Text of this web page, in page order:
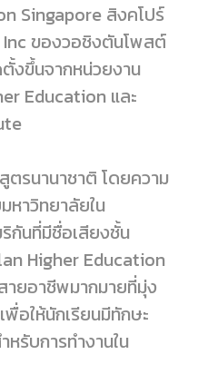
Singapore สิงคโปร์
Inc ของวอชิงตันโพสต์
งขึ้นจากหน่วยงาน
Education และ
ตรนานาชาติ โดยความ
หาวิทยาลัยใน
กันที่มีชื่อเสียงชั้น
Higher Education
ายอาชีพมากมายที่มุ่ง
อให้นักเรียนมีทักษะ
รับการทำงานใน